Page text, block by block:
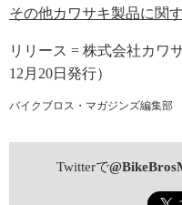
その他カワサキ製品に関
リリース = 株式会社カワ
12月20日発行）
バイクブロス・マガジンズ編集部
Twitterで